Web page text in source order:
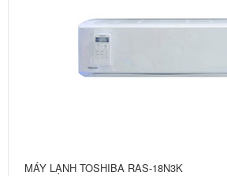
MÁY LẠNH TOSHIBA RAS-18N3K